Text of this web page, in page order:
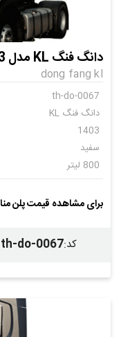
دانگ فنگ KL مدل 1403 کد th-do-0067
dong fang kl
th-do-0067
دانگ فنگ KL
1403
سفید
800 لیتر
برای مشاهده قیمت پلن
کد:
th-do-0067